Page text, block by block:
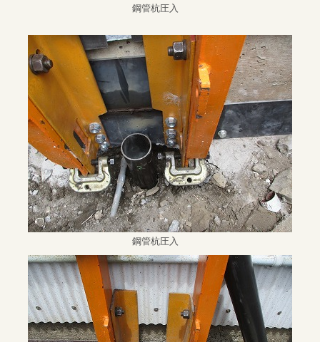
鋼管杭圧入
鋼管杭圧入